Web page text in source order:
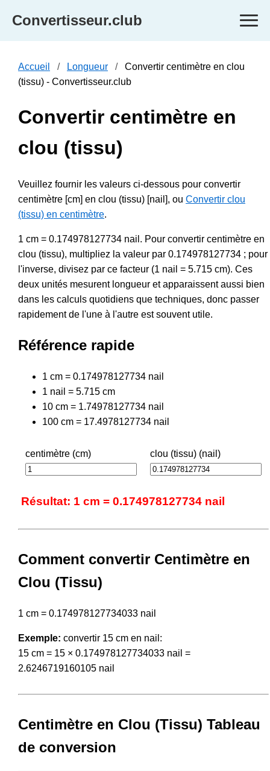
Convertisseur.club
Accueil Longueur
Convertir centimètre en clou
(tissu) - Convertisseur.club
Convertir centimètre en
clou (tissu)
Veuillez fournir les valeurs ci-dessous pour convertir
centimètre [cm] en clou (tissu) [nail], ou Convertir clou
(tissu) en centimètre.
1 cm = 0.174978127734 nail. Pour convertir centimètre en
clou (tissu), multipliez la valeur par 0.174978127734 ; pour
l'inverse, divisez par ce facteur (1 nail = 5.715 cm). Ces
deux unités mesurent longueur et apparaissent aussi bien
dans les calculs quotidiens que techniques, donc passer
rapidement de l'une à l'autre est souvent utile.
Référence rapide
1 cm = 0.174978127734 nail
1 nail = 5.715 cm
10 cm = 1.74978127734 nail
100 cm = 17.4978127734 nail
centimètre (cm) clou (tissu) (nail)
Résultat: 1 cm = 0.174978127734 nail
Comment convertir Centimètre en
Clou (Tissu)
1 cm = 0.174978127734033 nail
Exemple: convertir 15 cm en nail:
15 cm = 15 × 0.174978127734033 nail =
2.6246719160105 nail
Centimètre en Clou (Tissu) Tableau
de conversion